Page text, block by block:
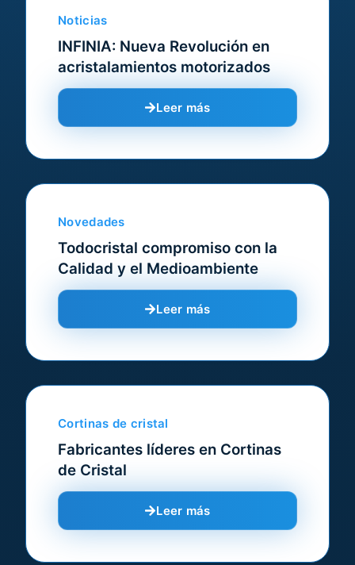
Noticias
INFINIA: Nueva Revolución en
acristalamientos motorizados
Leer más
Novedades
Todocristal compromiso con la
Calidad y el Medioambiente
Leer más
Cortinas de cristal
Fabricantes líderes en Cortinas
de Cristal
Leer más